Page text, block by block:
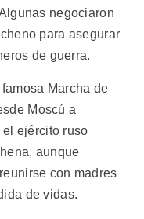
negociaron
para asegurar
de guerra.
Marcha de
Moscú a
ejército ruso
aunque
con madres
de vidas.